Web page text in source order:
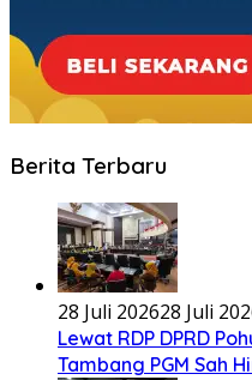
Berita Terbaru
28 Juli 202628 Juli
Lewat RDP DPRD
Tambang PGM Sah